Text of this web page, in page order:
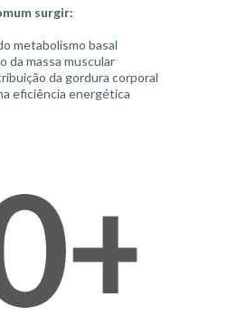
surgir:
metabolismo basal
da massa muscular
da gordura corporal
eficiência energética